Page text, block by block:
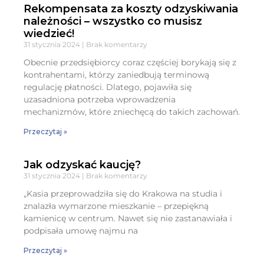
Rekompensata za koszty odzyskiwania
należności – wszystko co musisz
wiedzieć!
31 stycznia 2024 Brak komentarzy
Obecnie przedsiębiorcy coraz częściej borykają się z
kontrahentami, którzy zaniedbują terminową
regulację płatności. Dlatego, pojawiła się
uzasadniona potrzeba wprowadzenia
mechanizmów, które zniechęcą do takich zachowań.
Przeczytaj »
Jak odzyskać kaucję?
31 stycznia 2024 Brak komentarzy
„Kasia przeprowadziła się do Krakowa na studia i
znalazła wymarzone mieszkanie – przepiękną
kamienicę w centrum. Nawet się nie zastanawiała i
podpisała umowę najmu na
Przeczytaj »